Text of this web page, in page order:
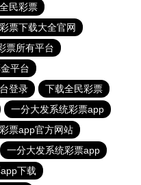
民彩票
票下载大全官网
票所有平台
平台
登录
下载全民彩票
一分大发系统彩票app
票app官方网站
一分大发系统彩票app
下载